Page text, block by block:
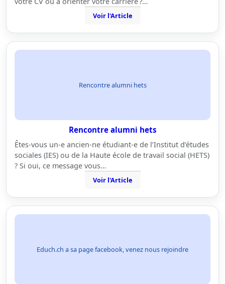
Voir l'Article
Rencontre alumni hets
Rencontre alumni hets
Êtes-vous un-e ancien-ne étudiant-e de l’Institut d’études
sociales (IES) ou de la Haute école de travail social (HETS)
? Si oui, ce message vous…
Voir l'Article
Educh.ch a sa page facebook, venez nous rejoindre